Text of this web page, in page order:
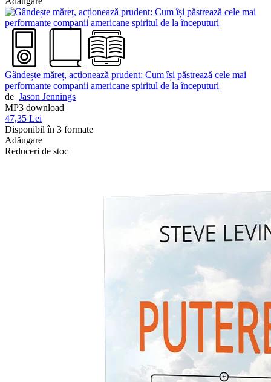
Gândește măreț, acționează prudent: Cum își păstrează cele mai
performante companii americane spiritul de la începuturi
de Jason Jennings
MP3 download
47,35 Lei
Disponibil în 3 formate
Adăugare
Reduceri de stoc